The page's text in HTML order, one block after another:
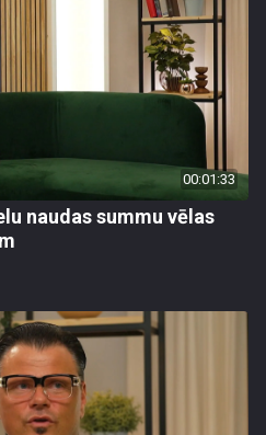
00:01:33
naudas summu vēlas